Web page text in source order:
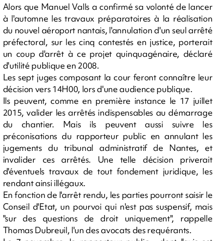
Alors que Manuel Valls a confirmé sa volonté de lancer
à l'automne les travaux préparatoires à la réalisation
du nouvel aéroport nantais, l'annulation d'un seul arrêté
préfectoral, sur les cinq contestés en justice, porterait
un coup d'arrêt à ce projet quinquagénaire, déclaré
d'utilité publique en 2008.
Les sept juges composant la cour feront connaître leur
décision vers 14H00, lors d'une audience publique.
Ils peuvent, comme en première instance le 17 juillet
2015, valider les arrêtés indispensables au démarrage
du chantier. Mais ils peuvent aussi suivre les
préconisations du rapporteur public en annulant les
jugements du tribunal administratif de Nantes, et
invalider ces arrêtés. Une telle décision priverait
d'éventuels travaux de tout fondement juridique, les
rendant ainsi illégaux.
En fonction de l'arrêt rendu, les parties pourront saisir le
Conseil d'Etat, un pourvoi qui n'est pas suspensif, mais
"sur des questions de droit uniquement", rappelle
Thomas Dubreuil, l'un des avocats des requérants.